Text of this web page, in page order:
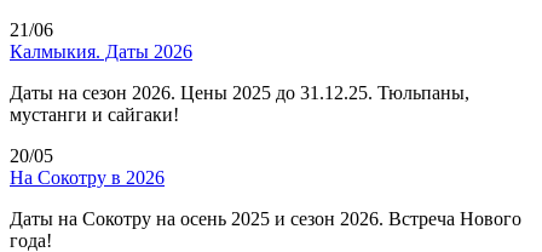
21/06
Калмыкия. Даты 2026
Даты на сезон 2026. Цены 2025 до 31.12.25. Тюльпаны,
мустанги и сайгаки!
20/05
На Сокотру в 2026
Даты на Сокотру на осень 2025 и сезон 2026. Встреча Нового
года!